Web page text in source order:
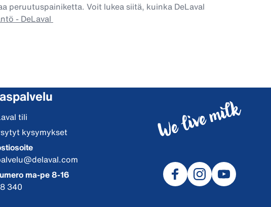
peruutuspainiketta. Voit lukea siitä, kuinka DeLaval
- DeLaval
tili
kysymykset
ma-pe 8-16
340